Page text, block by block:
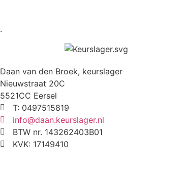
.
Daan van den Broek, keurslager
Nieuwstraat 20C
5521CC Eersel
T: 0497515819
info@daan.keurslager.nl
BTW nr. 143262403B01
KVK: 17149410